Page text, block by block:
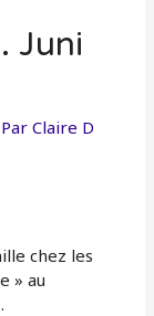
Juni
Claire D
chez les
» au